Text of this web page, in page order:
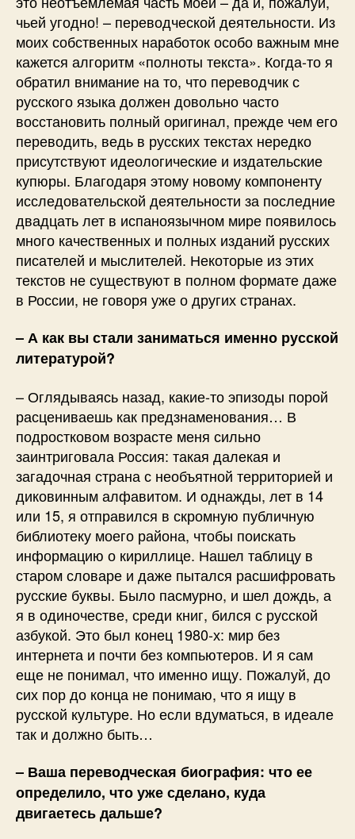
чьей угодно! – переводческой деятельности. Из
моих собственных наработок особо важным мне
кажется алгоритм «полноты текста». Когда-то я
обратил внимание на то, что переводчик с
русского языка должен довольно часто
восстановить полный оригинал, прежде чем его
переводить, ведь в русских текстах нередко
присутствуют идеологические и издательские
купюры. Благодаря этому новому компоненту
исследовательской деятельности за последние
двадцать лет в испаноязычном мире появилось
много качественных и полных изданий русских
писателей и мыслителей. Некоторые из этих
текстов не существуют в полном формате даже
в России, не говоря уже о других странах.
– А как вы стали заниматься именно русской
литературой?
– Оглядываясь назад, какие-то эпизоды порой
расцениваешь как предзнаменования… В
подростковом возрасте меня сильно
заинтриговала Россия: такая далекая и
загадочная страна с необъятной территорией и
диковинным алфавитом. И однажды, лет в 14
или 15, я отправился в скромную публичную
библиотеку моего района, чтобы поискать
информацию о кириллице. Нашел таблицу в
старом словаре и даже пытался расшифровать
русские буквы. Было пасмурно, и шел дождь, а
я в одиночестве, среди книг, бился с русской
азбукой. Это был конец 1980-х: мир без
интернета и почти без компьютеров. И я сам
еще не понимал, что именно ищу. Пожалуй, до
сих пор до конца не понимаю, что я ищу в
русской культуре. Но если вдуматься, в идеале
так и должно быть…
– Ваша переводческая биография: что ее
определило, что уже сделано, куда
двигаетесь дальше?